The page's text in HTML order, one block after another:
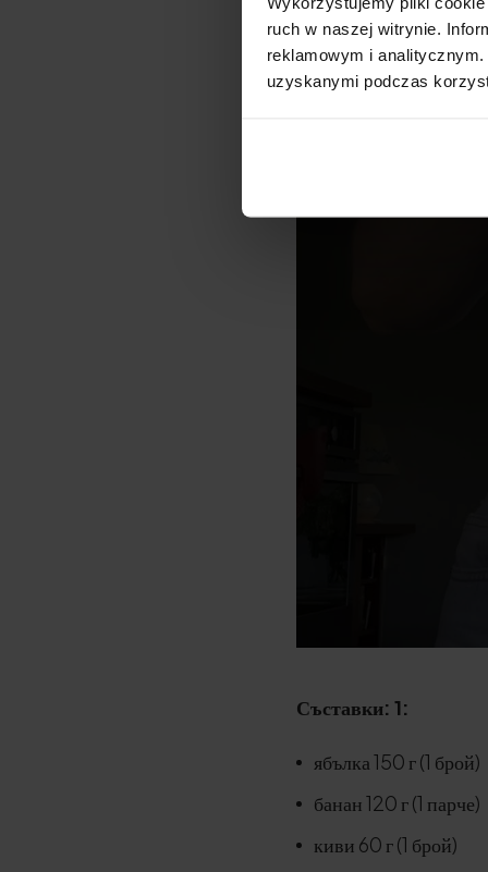
ruch w naszej witrynie.
reklamowym i
uzyskanymi podczas
Напитка с
Рецепта за 1 порция
Съставки: 1:
ябълка 150 г (1 брой)
банан 120 г (1 парче)
киви 60 г (1 брой)